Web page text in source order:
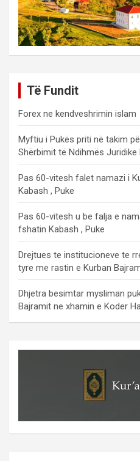
Të Fundit
Forex ne kendveshrimin islam
Myftiu i Pukës priti në takim
Shërbimit të Ndihmës Juridike
Pas 60-vitesh falet namazi i
Kabash , Puke
Pas 60-vitesh u be falja e
fshatin Kabash , Puke
Drejtues te institucioneve te
tyre me rastin e Kurban
Dhjetra besimtar mysliman
Bajramit ne xhamin e Koder